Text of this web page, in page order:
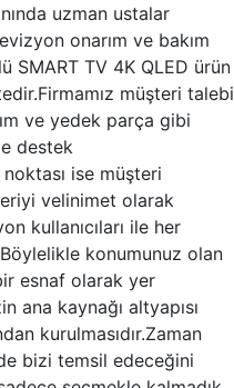
uzman ustalar
onarım ve bakım
SMART TV 4K QLED ürün
müşteri talebi
ve yedek parça gibi
destek
ise müşteri
velinimet olarak
kullanıcıları ile her
konumunuz olan
esnaf olarak yer
ana kaynağı altyapısı
kurulmasıdır.Zaman
bizi temsil edeceğini